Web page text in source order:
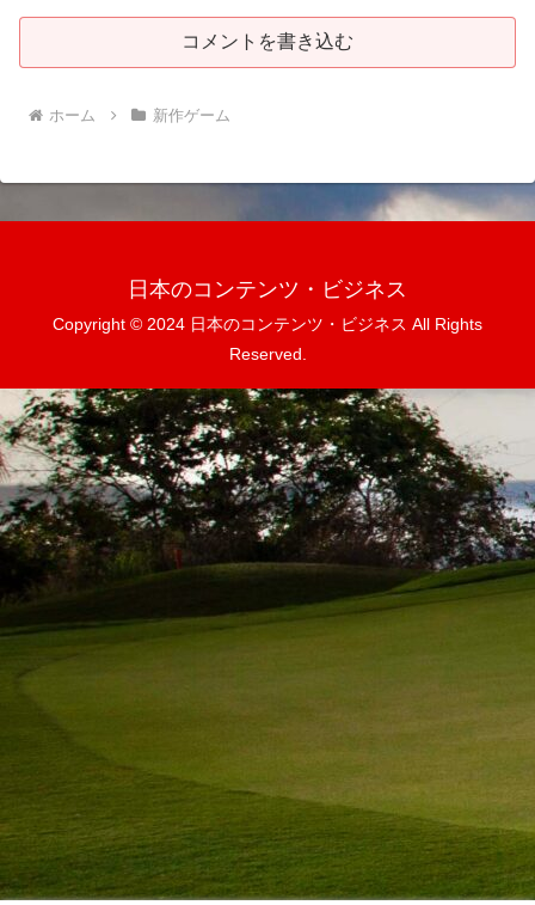
コメントを書き込む
ホーム 新作ゲーム
日本のコンテンツ・ビジネス
Copyright © 2024 日本のコンテンツ・ビジネス All Rights
Reserved.